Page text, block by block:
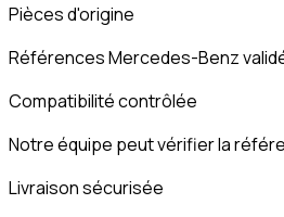
Pièces d'origine
Références Mercedes-Benz
Compatibilité contrôlée
Notre équipe peut vérifier la
Livraison sécurisée